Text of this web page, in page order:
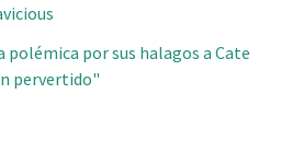
polémica por sus halagos a Cate
pervertido"